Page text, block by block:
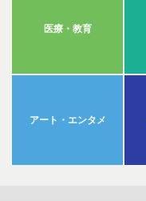
医療・教育
アート・エンタメ